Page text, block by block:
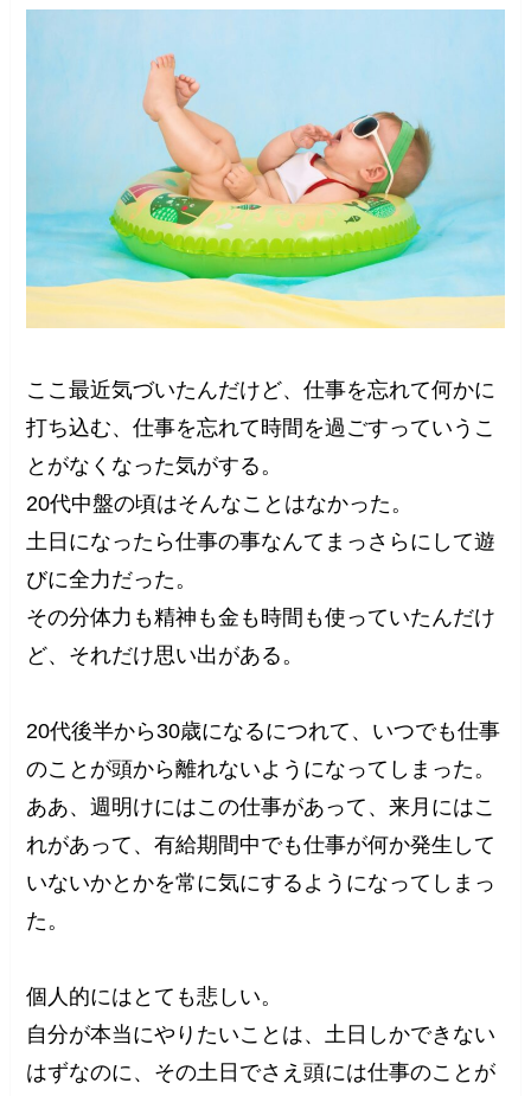
ここ最近気づいたんだけど、仕事を忘れて何かに
打ち込む、仕事を忘れて時間を過ごすっていうこ
とがなくなった気がする。
20代中盤の頃はそんなことはなかった。
土日になったら仕事の事なんてまっさらにして遊
びに全力だった。
その分体力も精神も金も時間も使っていたんだけ
ど、それだけ思い出がある。
20代後半から30歳になるにつれて、いつでも仕事
のことが頭から離れないようになってしまった。
ああ、週明けにはこの仕事があって、来月にはこ
れがあって、有給期間中でも仕事が何か発生して
いないかとかを常に気にするようになってしまっ
た。
個人的にはとても悲しい。
自分が本当にやりたいことは、土日しかできない
はずなのに、その土日でさえ頭には仕事のことが